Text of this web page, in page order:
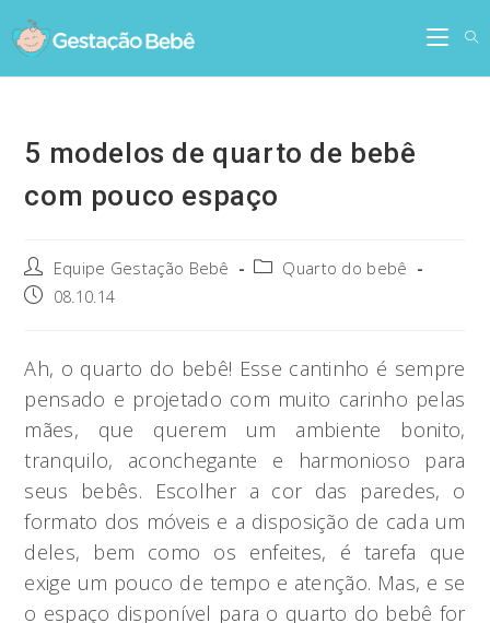
to
content
5 modelos de quarto de bebê
com pouco espaço
Post
author:
Equipe Gestação Bebê
PostQuarto do bebê
Post08.10.14
Ah, o quarto do bebê! Esse cantinho é sempre
pensado e projetado com muito carinho pelas
mães, que querem um ambiente bonito,
tranquilo, aconchegante e harmonioso para
seus bebês. Escolher a cor das paredes, o
formato dos móveis e a disposição de cada um
deles, bem como os enfeites, é tarefa que
exige um pouco de tempo e atenção. Mas, e se
o espaço disponível para o quarto do bebê for